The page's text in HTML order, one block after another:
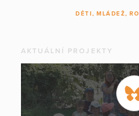
DĚTI, MLÁDEŽ,
AKTUÁLNÍ PROJEKTY